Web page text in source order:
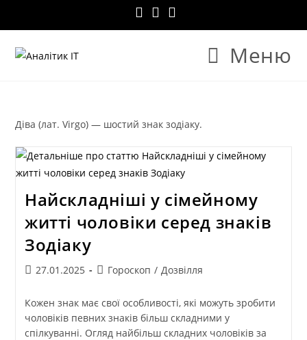
Меню
Діва (лат. Virgo) — шостий знак зодіаку.
Найскладніші у сімейному
житті чоловіки серед знаків
Зодіаку
27.01.2025 Гороскоп / Дозвілля
Кожен знак має свої особливості, які можуть зробити
чоловіків певних знаків більш складними у
спілкуванні. Огляд найбільш складних чоловіків за